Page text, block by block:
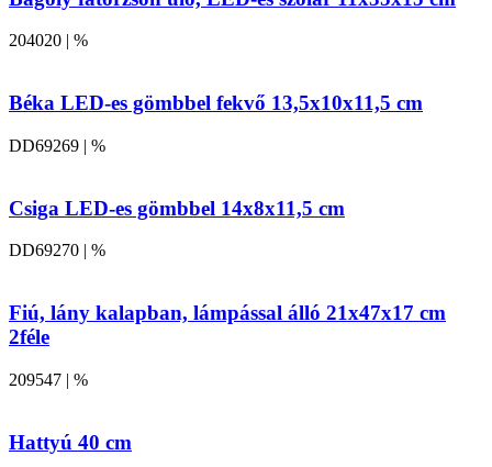
204020 | %
Béka LED-es gömbbel fekvő 13,5x10x11,5 cm
DD69269 | %
Csiga LED-es gömbbel 14x8x11,5 cm
DD69270 | %
Fiú, lány kalapban, lámpással álló 21x47x17 cm
2féle
209547 | %
Hattyú 40 cm